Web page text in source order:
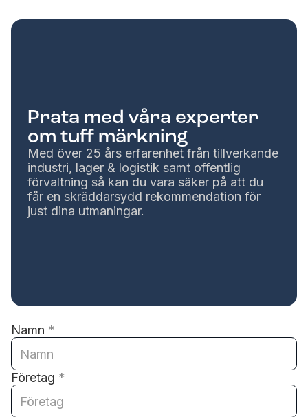
Prata med våra experter
om tuff märkning
Med över 25 års erfarenhet från tillverkande
industri, lager & logistik samt offentlig
förvaltning så kan du vara säker på att du
får en skräddarsydd rekommendation för
just dina utmaningar.
Namn *
Företag *